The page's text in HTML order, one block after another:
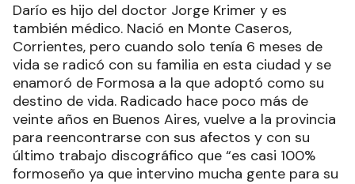
Darío es hijo del doctor Jorge Krimer y es
también médico. Nació en Monte Caseros,
Corrientes, pero cuando solo tenía 6 meses de
vida se radicó con su familia en esta ciudad y se
enamoró de Formosa a la que adoptó como su
destino de vida. Radicado hace poco más de
veinte años en Buenos Aires, vuelve a la provincia
para reencontrarse con sus afectos y con su
último trabajo discográfico que “es casi 100%
formoseño ya que intervino mucha gente para su